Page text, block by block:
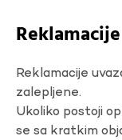
Reklamacije
Reklamacije
zalepljene.
Ukoliko postoji
se sa kratkim